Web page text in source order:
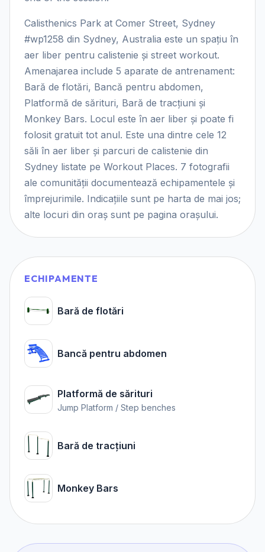
Calisthenics Park at Comer Street, Sydney
#wp1258 din Sydney, Australia este un spațiu în
aer liber pentru calistenie și street workout.
Amenajarea include 5 aparate de antrenament:
Bară de flotări, Bancă pentru abdomen,
Platformă de sărituri, Bară de tracțiuni și
Monkey Bars. Locul este în aer liber și poate fi
folosit gratuit tot anul. Este una dintre cele 12
săli în aer liber și parcuri de calistenie din
Sydney listate pe Workout Places. 7 fotografii
ale comunității documentează echipamentele și
împrejurimile. Indicațiile sunt pe harta de mai jos;
alte locuri din oraș sunt pe pagina orașului.
ECHIPAMENTE
Bară de flotări
Bancă pentru abdomen
Platformă de sărituri
Jump Platform / Step benches
Bară de tracțiuni
Monkey Bars